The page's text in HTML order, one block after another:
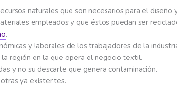
naturales que son necesarios para el diseño
empleados y que éstos puedan ser
.
y laborales de los trabajadores de la
región en la que opera el negocio textil.
y no su descarte que genera contaminación.
ya existentes.